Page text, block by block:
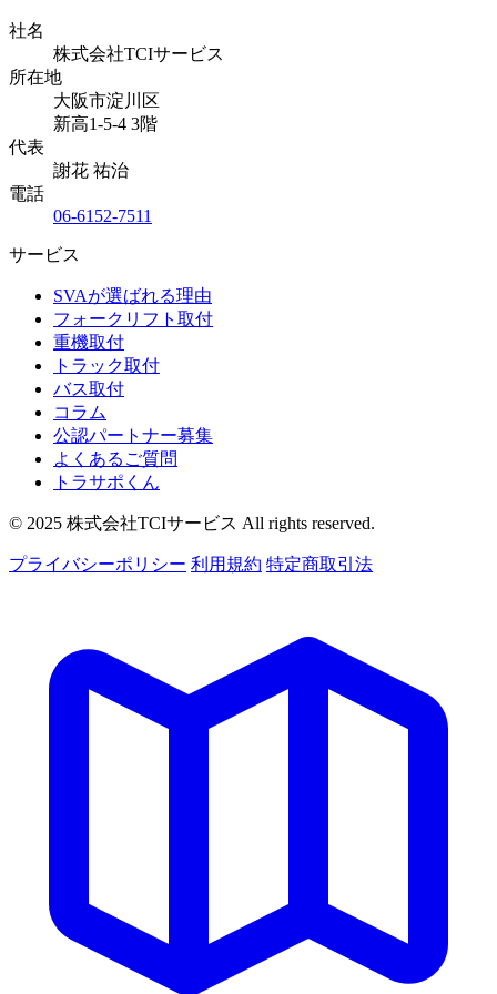
社名
株式会社TCIサービス
所在地
大阪市淀川区
新高1-5-4 3階
代表
謝花 祐治
電話
06-6152-7511
サービス
SVAが選ばれる理由
フォークリフト取付
重機取付
トラック取付
バス取付
コラム
公認パートナー募集
よくあるご質問
トラサポくん
© 2025 株式会社TCIサービス All rights reserved.
プライバシーポリシー 利用規約 特定商取引法